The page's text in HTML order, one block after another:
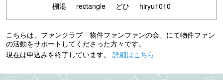
棚湯
rectangle どひ hiryu1010
こちらは、ファンクラブ「物件ファンファンの会」にて物件ファン
の活動をサポートしてくださった方々です。
現在は申込みを終了しています。 詳細はこちら